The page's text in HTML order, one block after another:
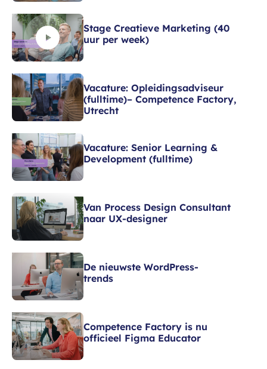
Stage Creatieve Marketing (40
uur per week)
Vacature: Opleidingsadviseur
(fulltime)– Competence Factory,
Utrecht
Vacature: Senior Learning &
Development (fulltime)
Van Process Design Consultant
naar UX-designer
De nieuwste WordPress-
trends
Competence Factory is nu
officieel Figma Educator